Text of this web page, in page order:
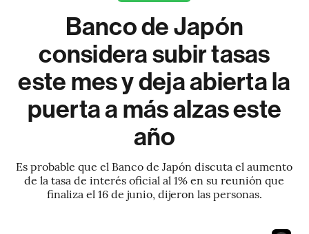
Banco de Japón
considera subir tasas
este mes y deja abierta la
puerta a más alzas este
año
Es probable que el Banco de Japón discuta el aumento
de la tasa de interés oficial al 1% en su reunión que
finaliza el 16 de junio, dijeron las personas.